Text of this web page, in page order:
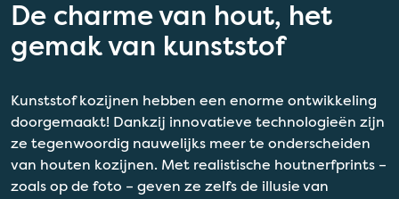
De charme van hout, het
gemak van kunststof
Kunststof kozijnen hebben een enorme ontwikkeling
doorgemaakt! Dankzij innovatieve technologieën zijn
ze tegenwoordig nauwelijks meer te onderscheiden
van houten kozijnen. Met realistische houtnerfprints –
zoals op de foto – geven ze zelfs de illusie van